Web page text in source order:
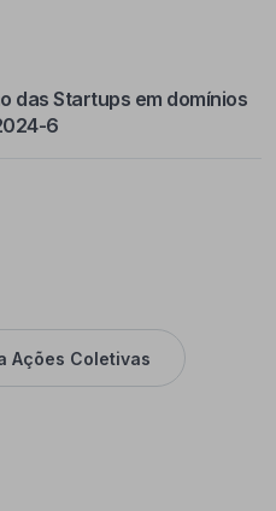
das Startups em domínios
6
Ações Coletivas